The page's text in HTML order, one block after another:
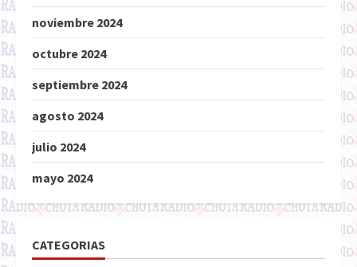
noviembre 2024
octubre 2024
septiembre 2024
agosto 2024
julio 2024
mayo 2024
CATEGORIAS